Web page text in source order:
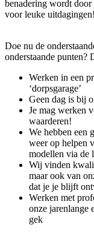
benadering wordt door
voor leuke uitdagingen!
Doe nu de
onderstaande punten?
Werken in een
‘dorpsgarage’
Geen dag is bij
Je mag werken
waarderen!
We hebben een
weer op helpen
modellen via de
Wij vinden
maar ook van
dat je je blijft
Werken met
onze jarenlange
gek